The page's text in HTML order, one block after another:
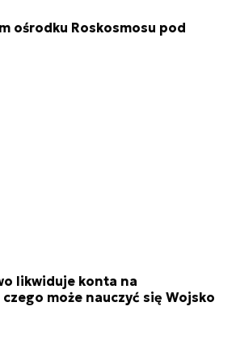
ośrodku Roskosmosu pod
likwiduje konta na
może nauczyć się Wojsko